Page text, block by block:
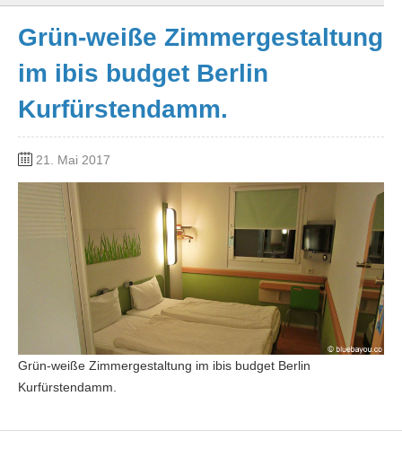
Grün-weiße Zimmergestaltung
im ibis budget Berlin
Kurfürstendamm.
21. Mai 2017
Grün-weiße Zimmergestaltung im ibis budget Berlin
Kurfürstendamm.